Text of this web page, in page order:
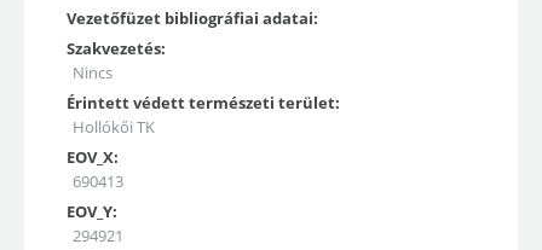
Vezetőfüzet bibliográfiai adatai:
Szakvezetés:
Nincs
Érintett védett természeti terület:
Hollókői TK
EOV_X:
690413
EOV_Y:
294921